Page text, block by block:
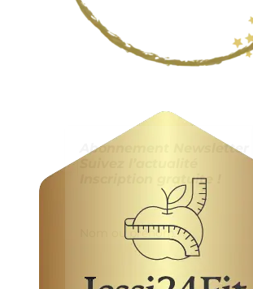
Abonnement Newsletter